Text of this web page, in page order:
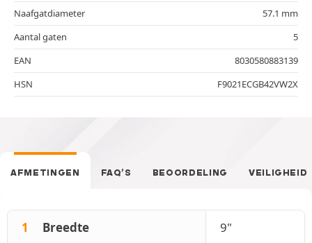
Naafgatdiameter
57.1 mm
Aantal gaten
5
EAN
8030580883139
HSN
F9021ECGB42VW2X
AFMETINGEN FAQ’S BEOORDELING VEILIGHEID
1 Breedte 9"